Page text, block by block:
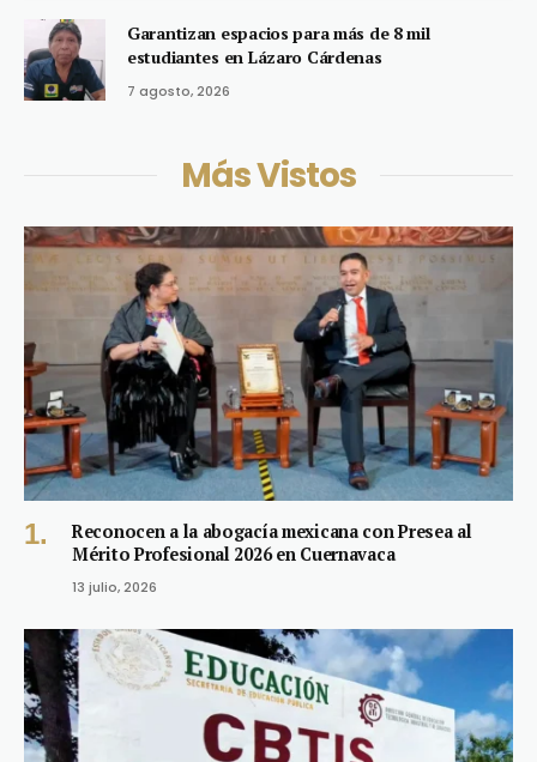
Garantizan espacios para más de 8 mil
estudiantes en Lázaro Cárdenas
7 agosto, 2026
Más Vistos
Reconocen a la abogacía mexicana con Presea al
Mérito Profesional 2026 en Cuernavaca
13 julio, 2026